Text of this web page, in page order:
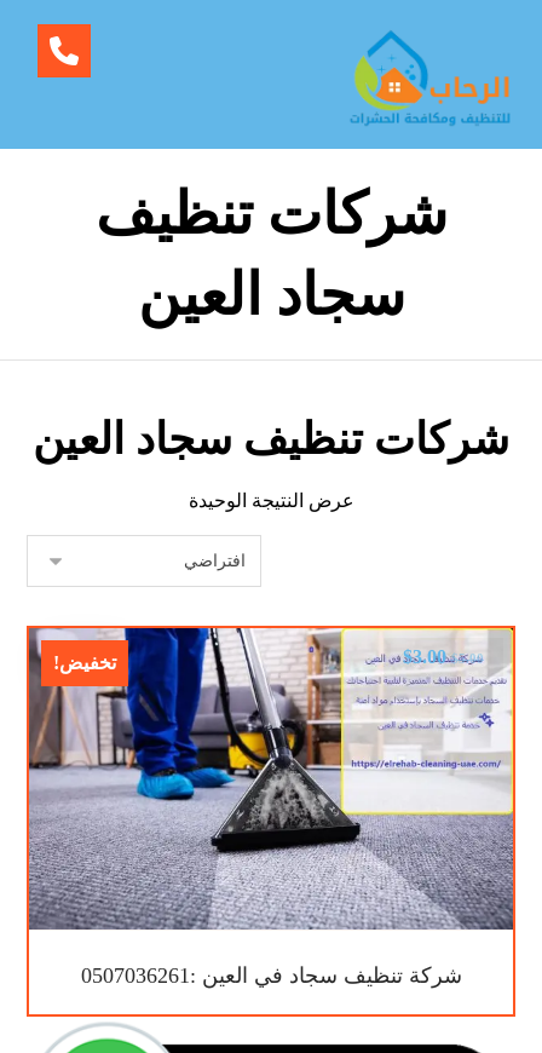
شركات تنظيف
سجاد العين
شركات تنظيف سجاد العين
عرض النتيجة الوحيدة
تخفيض!
شركة تنظيف سجاد في العين :0507036261
$5.00
$3.00